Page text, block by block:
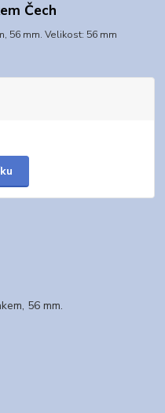
Čech
56 mm. Velikost: 56 mm
56 mm.